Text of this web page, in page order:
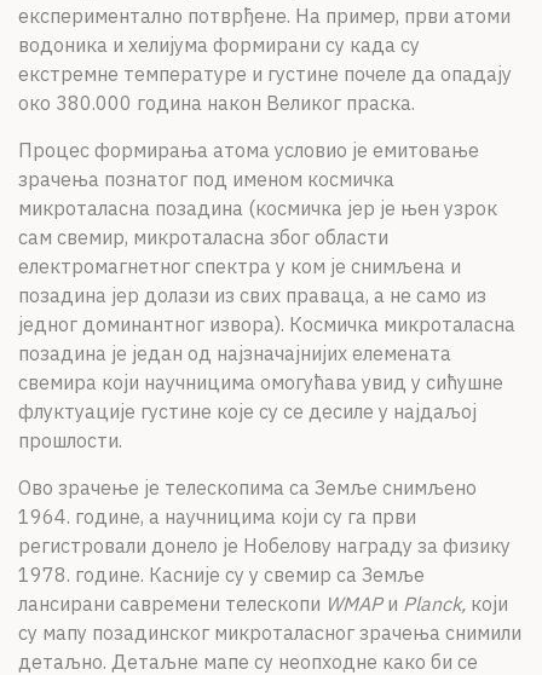
експериментално потврђене. На пример, први атоми
водоника и хелијума формирани су када су
екстремне температуре и густине почеле да опадају
око 380.000 година након Великог праска.
Процес формирања атома условио је емитовање
зрачења познатог под именом космичка
микроталасна позадина (космичка јер је њен узрок
сам свемир, микроталасна због области
електромагнетног спектра у ком је снимљена и
позадина јер долази из свих праваца, а не само из
једног доминантног извора). Космичка микроталасна
позадина је један од најзначајнијих елемената
свемира који научницима омогућава увид у сићушне
флуктуације густине које су се десиле у најдаљој
прошлости.
Ово зрачење је телескопима са Земље снимљено
1964. године, а научницима који су га први
регистровали донело је Нобелову награду за физику
1978. године. Касније су у свемир са Земље
лансирани савремени телескопи WMAP и Planck, који
су мапу позадинског микроталасног зрачења снимили
детаљно. Детаљне мапе су неопходне како би се